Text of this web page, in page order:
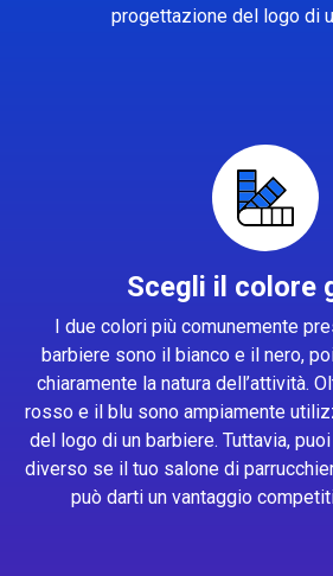
progettazione del logo di
Scegli il colore
I due colori più comunemente
barbiere sono il bianco e il nero,
chiaramente la natura dell’attività.
rosso e il blu sono ampiamente
del logo di un barbiere. Tuttavia,
diverso se il tuo salone di
può darti un vantaggio